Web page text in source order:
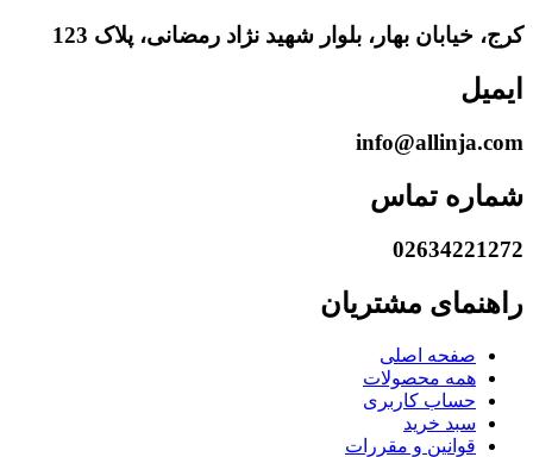
کرج، خیابان بهار، بلوار شهید نژاد رمضانی، پلاک 123
ایمیل
info@allinja.com
شماره تماس
02634221272
راهنمای مشتریان
صفحه اصلی
همه محصولات
حساب کاربری
سبد خرید
قوانین و مقررات